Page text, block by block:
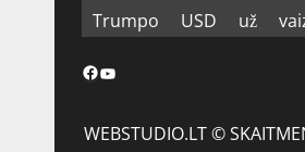
Trumpo
USD už
Facebook
YouTube
WEBSTUDIO.LT ©